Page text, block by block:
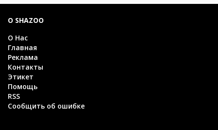
О SHAZOO
О Нас
Главная
Реклама
Контакты
Этикет
Помощь
RSS
Сообщить об ошибке